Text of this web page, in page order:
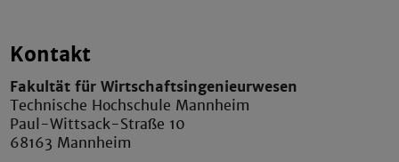
Kontakt
Fakultät für Wirtschaftsingenieurwesen
Technische Hochschule Mannheim
Paul-Wittsack-Straße 10
68163 Mannheim